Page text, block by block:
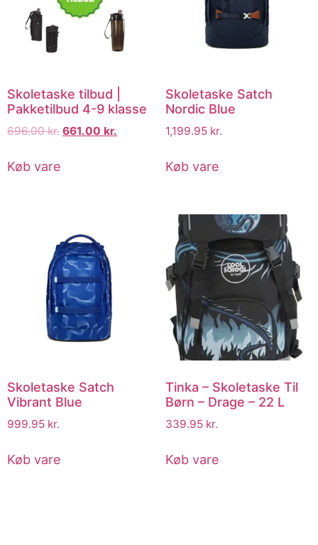
Skoletaske tilbud |
Pakketilbud 4-9 klasse
696.00kr. 661.00 kr.
Køb vare
Skoletaske Satch
Nordic Blue
1,199.95 kr.
Køb vare
Skoletaske Satch
Vibrant Blue
999.95 kr.
Køb vare
Tinka – Skoletaske Til
Børn – Drage – 22 L
339.95 kr.
Køb vare